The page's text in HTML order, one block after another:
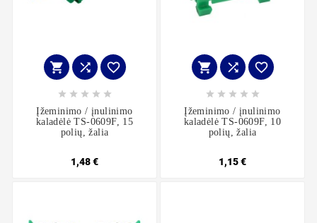
  
    
Įžeminimo / įnulinimo
kaladėlė TS-0609F, 15
polių, žalia
1,48 €
  
    
Įžeminimo / įnulinimo
kaladėlė TS-0609F, 10
polių, žalia
1,15 €